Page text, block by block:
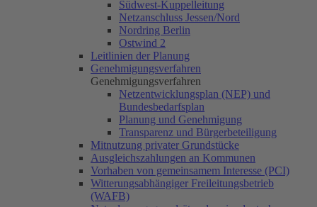
Südwest-Kuppelleitung
Netzanschluss Jessen/Nord
Nordring Berlin
Ostwind 2
Leitlinien der Planung
Genehmigungsverfahren
Genehmigungsverfahren
Netzentwicklungsplan (NEP) und
Bundesbedarfsplan
Planung und Genehmigung
Transparenz und Bürgerbeteiligung
Mitnutzung privater Grundstücke
Ausgleichszahlungen an Kommunen
Vorhaben von gemeinsamem Interesse (PCI)
Witterungsabhängiger Freileitungsbetrieb
(WAFB)